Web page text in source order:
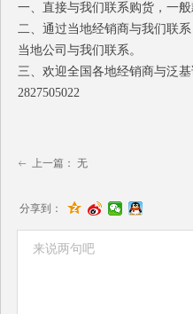
一、直接与我们联系购货，一般
二、通过当地经销商与我们联
当地公司与我们联系。
三、欢迎全国各地经销商与泛
2827505022
ꂃ 上一篇： 无
分享到：